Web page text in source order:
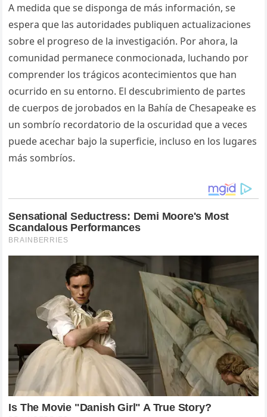
A medida que se disponga de más información, se
espera que las autoridades publiquen actualizaciones
sobre el progreso de la investigación. Por ahora, la
comunidad permanece conmocionada, luchando por
comprender los trágicos acontecimientos que han
ocurrido en su entorno. El descubrimiento de partes
de cuerpos de jorobados en la Bahía de Chesapeake es
un sombrío recordatorio de la oscuridad que a veces
puede acechar bajo la superficie, incluso en los lugares
más sombríos.